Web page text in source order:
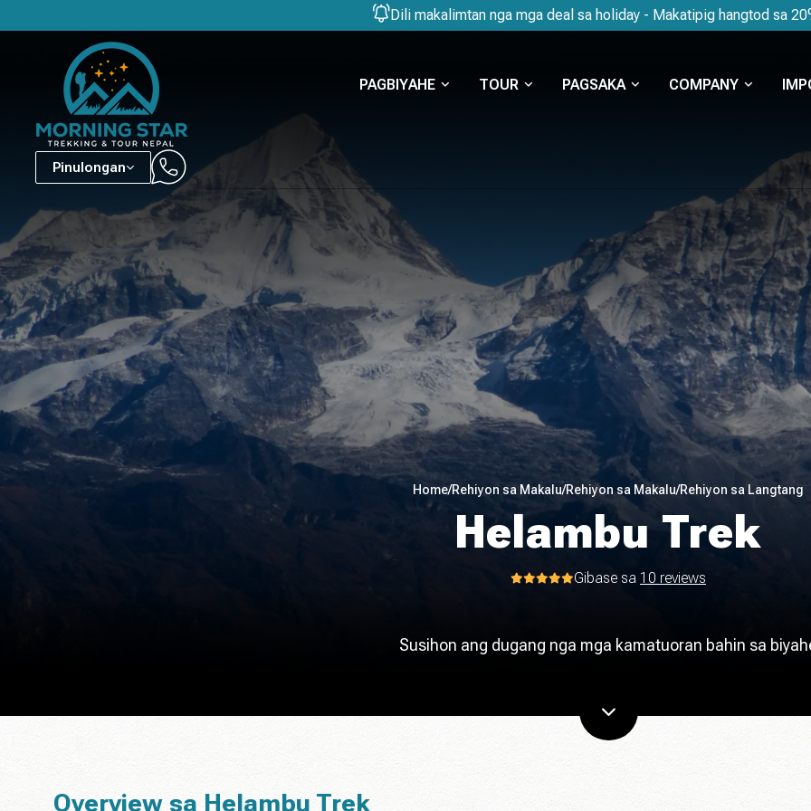
Dili makalimtan nga mga deal sa holiday - Makatipig hangtod sa
PAGBIYAHE TOUR PAGSAKA COMPANY
Pinulongan
Home/Rehiyon sa Makalu/Rehiyon sa Makalu/Rehiyon sa Langtang
Helambu Trek
Gibase sa 10 reviews
Susihon ang dugang nga mga kamatuoran bahin sa
Overview sa Helambu Trek